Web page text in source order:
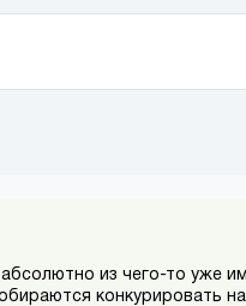
из чего-то уже
конкурировать